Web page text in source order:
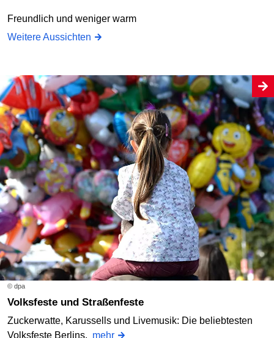
Freundlich und weniger warm
Weitere Aussichten
© dpa
Volksfeste und Straßenfeste
Zuckerwatte, Karussells und Livemusik: Die beliebtesten
Volksfeste Berlins. mehr